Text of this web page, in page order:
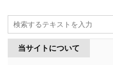
当サイトについて